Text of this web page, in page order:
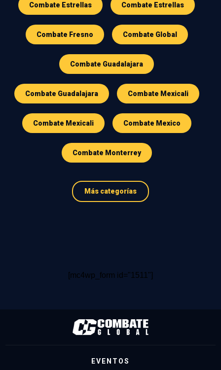
Combate Estrellas Combate Estrellas
Combate Fresno Combate Global
Combate Guadalajara
Combate Guadalajara Combate Mexicali
Combate Mexicali Combate Mexico
Combate Monterrey
Más categorías
[mc4wp_form id="1511"]
EVENTOS